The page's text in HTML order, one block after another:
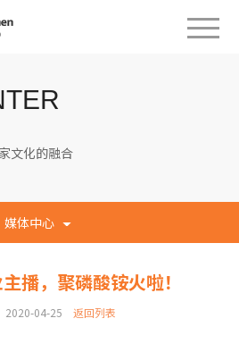
文化的融合
媒体中心
播，聚磷酸铵火啦！
2020-04-25 返回列表